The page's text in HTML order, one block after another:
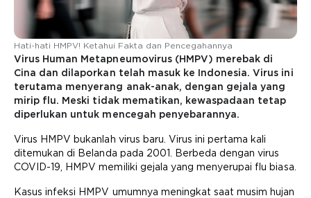
Hati-hati HMPV! Ketahui Fakta dan Pencegahannya
Virus Human Metapneumovirus (HMPV) merebak di
Cina dan dilaporkan telah masuk ke Indonesia. Virus ini
terutama menyerang anak-anak, dengan gejala yang
mirip flu. Meski tidak mematikan, kewaspadaan tetap
diperlukan untuk mencegah penyebarannya.
Virus HMPV bukanlah virus baru. Virus ini pertama kali
ditemukan di Belanda pada 2001. Berbeda dengan virus
COVID-19, HMPV memiliki gejala yang menyerupai flu biasa.
Kasus infeksi HMPV umumnya meningkat saat musim hujan